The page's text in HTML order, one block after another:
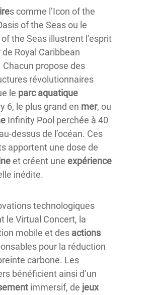
s comme l’Icon of the
of the Seas ou le
the Seas illustrent l’esprit
Royal Caribbean
Chacun propose des
révolutionnaires
le parc aquatique
6, le plus grand en mer, ou
Infinity Pool perchée à 40
dessus de l’océan. Ces
apportent une dose de
et créent une expérience
inédite.
technologiques
le Virtual Concert, la
mobile et des actions
pour la réduction
carbone. Les
bénéficient ainsi d’un
immersif, de jeux